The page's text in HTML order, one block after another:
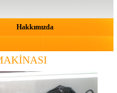
Hakkımızda